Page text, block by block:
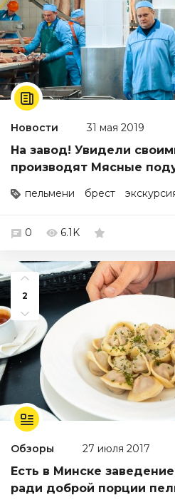
Новости 31 мая 2019
На завод! Увидели
производят Мясные
пельмени брест
0 6.1K
2
Обзоры 27 июля 2017
Есть в Минске
ради доброй порции